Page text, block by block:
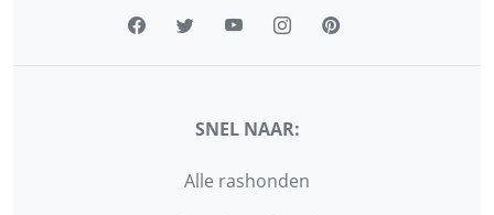
SNEL NAAR:
Alle rashonden